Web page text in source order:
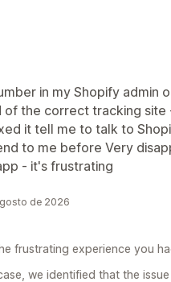
in my Shopify admin
of the correct tracking
it tell me to talk to
to me before Very
- it's frustrating
de 2026
frustrating experience you
we identified that the